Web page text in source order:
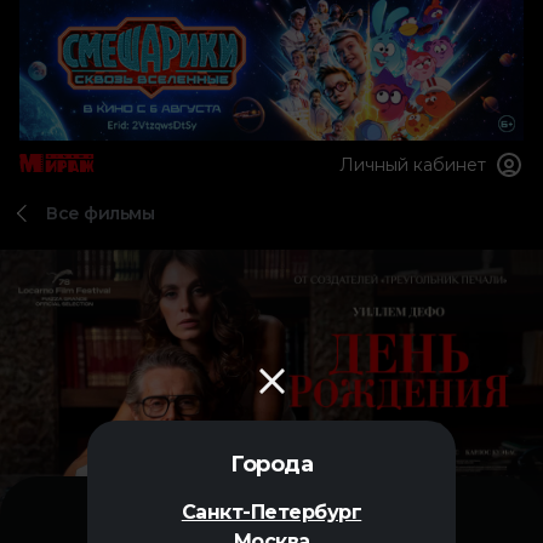
Города
Санкт-Петербург
Личный кабинет
Все фильмы